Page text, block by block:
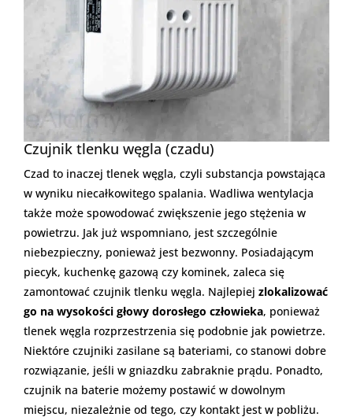
Czujnik tlenku węgla (czadu)
Czad to inaczej tlenek węgla, czyli substancja powstająca
w wyniku niecałkowitego spalania. Wadliwa wentylacja
także może spowodować zwiększenie jego stężenia w
powietrzu. Jak już wspomniano, jest szczególnie
niebezpieczny, ponieważ jest bezwonny. Posiadającym
piecyk, kuchenkę gazową czy kominek, zaleca się
zamontować czujnik tlenku węgla. Najlepiej zlokalizować
go na wysokości głowy dorosłego człowieka, ponieważ
tlenek węgla rozprzestrzenia się podobnie jak powietrze.
Niektóre czujniki zasilane są bateriami, co stanowi dobre
rozwiązanie, jeśli w gniazdku zabraknie prądu. Ponadto,
czujnik na baterie możemy postawić w dowolnym
miejscu, niezależnie od tego, czy kontakt jest w pobliżu.